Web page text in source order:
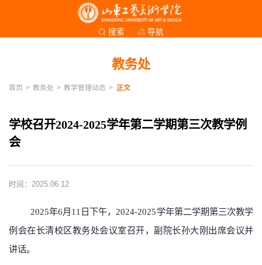
搜索 导航
教务处
首页 > 教务处 > 教学管理动态 > 正文
学校召开2024-2025学年第二学期第三次教学例
会
时间：2025.06.12
2025年6月11日下午，2024-2025学年第二学期第三次教学
例会在长清校区教务处会议室召开，副院长孙大刚出席会议并
讲话。